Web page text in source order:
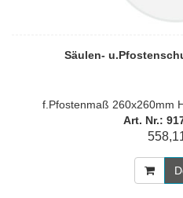
Säulen-
f.Pfostenmaß 260x260mm
Art. Nr.: